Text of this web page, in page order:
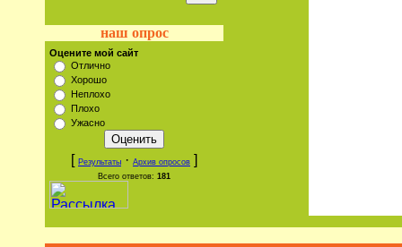
наш опрос
Оцените мой сайт
Отлично
Хорошо
Неплохо
Плохо
Ужасно
[ Результаты · Архив опросов ]
Всего ответов: 181